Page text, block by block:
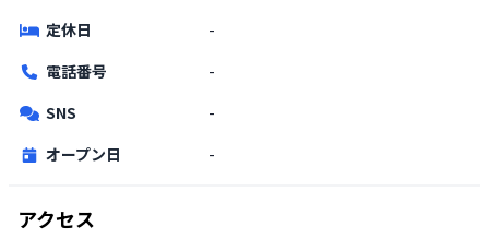
定休日
-
電話番号
-
SNS
-
オープン日
-
アクセス